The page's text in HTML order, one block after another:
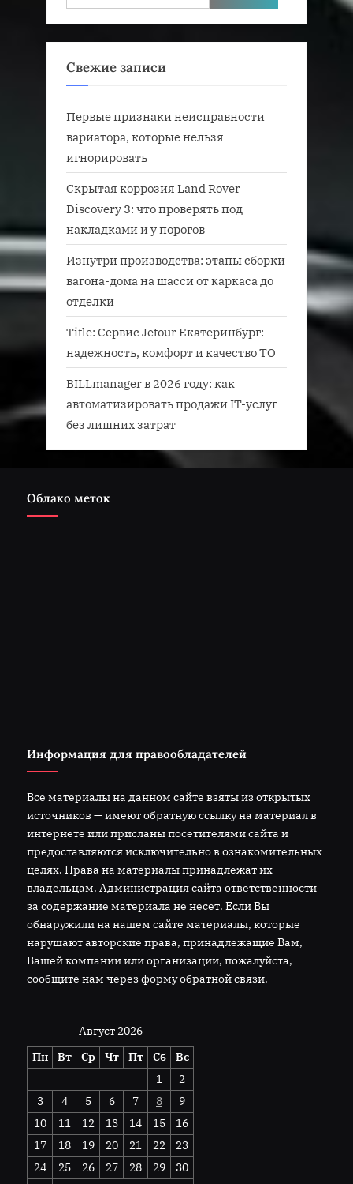
Свежие записи
Первые признаки неисправности
вариатора, которые нельзя
игнорировать
Скрытая коррозия Land Rover
Discovery 3: что проверять под
накладками и у порогов
Изнутри производства: этапы сборки
вагона-дома на шасси от каркаса до
отделки
Title: Сервис Jetour Екатеринбург:
надежность, комфорт и качество ТО
BILLmanager в 2026 году: как
автоматизировать продажи IT-услуг
без лишних затрат
Облако меток
Информация для правообладателей
Все материалы на данном сайте взяты из открытых
источников — имеют обратную ссылку на материал в
интернете или присланы посетителями сайта и
предоставляются исключительно в ознакомительных
целях. Права на материалы принадлежат их
владельцам. Администрация сайта ответственности
за содержание материала не несет. Если Вы
обнаружили на нашем сайте материалы, которые
нарушают авторские права, принадлежащие Вам,
Вашей компании или организации, пожалуйста,
сообщите нам через форму обратной связи.
Август 2026
Пн
Вт Ср Чт Пт Сб
Вс
1
2
3
4 5 6 7 8
9
10
11 12 13 14 15
16
17
18 19 20 21 22
23
24
25 26 27 28 29
30